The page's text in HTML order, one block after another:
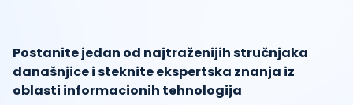
Postanite jedan od najtraženijih stručnjaka
današnjice i steknite ekspertska znanja iz
oblasti informacionih tehnologija